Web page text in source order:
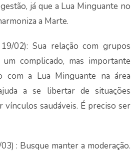
já que a Lua Minguante no
a Marte.
02): Sua relação com grupos
complicado, mas importante
com a Lua Minguante na área
a se libertar de situações
vínculos saudáveis. É preciso ser
: Busque manter a moderação.